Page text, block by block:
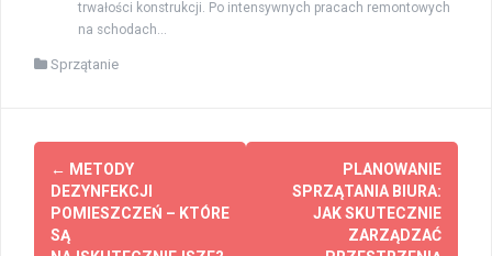
trwałości konstrukcji. Po intensywnych pracach remontowych
na schodach...
Sprzątanie
Zobacz
wpisy
← METODY
DEZYNFEKCJI
POMIESZCZEŃ – KTÓRE
SĄ
PLANOWANIE
SPRZĄTANIA BIURA:
JAK SKUTECZNIE
ZARZĄDZAĆ